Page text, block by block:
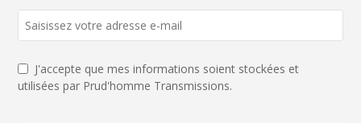
J'accepte que mes informations soient stockées et
utilisées par Prud'homme Transmissions.